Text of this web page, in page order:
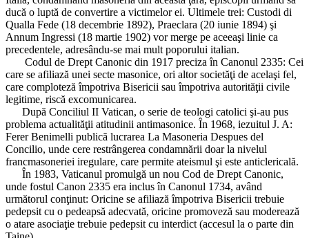
ducă o luptă de convertire a victimelor ei. Ultimele trei: Custodi di
Qualla Fede (18 decembrie 1892), Praeclara (20 iunie 1894) şi
Annum Ingressi (18 martie 1902) vor merge pe aceeaşi linie ca
precedentele, adresându-se mai mult poporului italian.
Codul de Drept Canonic din 1917 preciza în Canonul 2335: Cei
care se afiliază unei secte masonice, ori altor societăţi de acelaşi fel,
care comploteză împotriva Bisericii sau împotriva autorităţii civile
legitime, riscă excomunicarea.
După Conciliul II Vatican, o serie de teologi catolici şi-au pus
problema actualităţii atitudinii antimasonice. În 1968, iezuitul J. A:
Ferer Benimelli publică lucrarea La Masoneria Despues del
Concilio, unde cere restrângerea condamnării doar la nivelul
francmasoneriei iregulare, care permite ateismul şi este anticlericală.
În 1983, Vaticanul promulgă un nou Cod de Drept Canonic,
unde fostul Canon 2335 era inclus în Canonul 1734, având
următorul conţinut: Oricine se afiliază împotriva Bisericii trebuie
pedepsit cu o pedeapsă adecvată, oricine promoveză sau moderează
o atare asociaţie trebuie pedepsit cu interdict (accesul la o parte din